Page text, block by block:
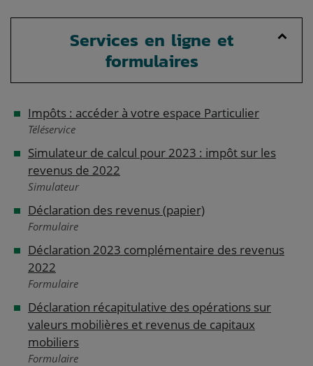
Services en ligne et
formulaires
Impôts : accéder à votre espace Particulier
Téléservice
Simulateur de calcul pour 2023 : impôt sur les
revenus de 2022
Simulateur
Déclaration des revenus (papier)
Formulaire
Déclaration 2023 complémentaire des revenus
2022
Formulaire
Déclaration récapitulative des opérations sur
valeurs mobilières et revenus de capitaux
mobiliers
Formulaire